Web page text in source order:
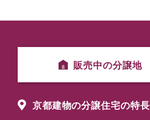
販売中の分譲地
京都建物の分譲住宅の特長